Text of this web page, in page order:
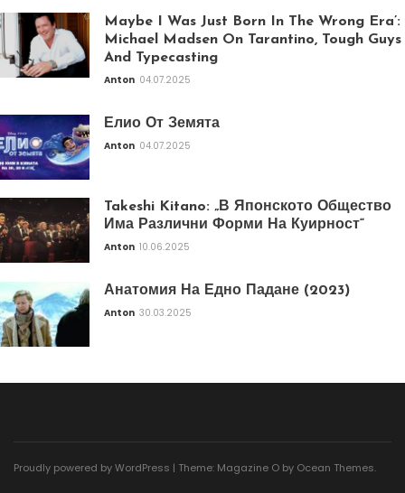
Maybe I Was Just Born In The Wrong Era’:
Michael Madsen On Tarantino, Tough Guys
And Typecasting
Anton 04.07.2025
Елио От Земята
Anton 04.07.2025
Takeshi Kitano: „В Японското Общество
Има Различни Форми На Куирност“
Anton 10.06.2025
Анатомия На Едно Падане (2023)
Anton 30.03.2025
Proudly powered by WordPress | Theme: Magazine O by Ocean Themes.